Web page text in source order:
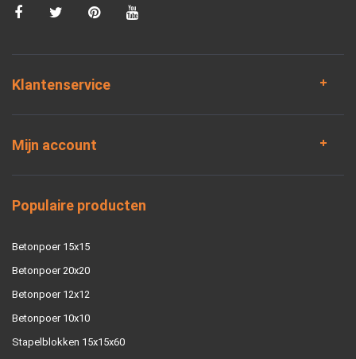
Klantenservice
Mijn account
Populaire producten
Betonpoer 15x15
Betonpoer 20x20
Betonpoer 12x12
Betonpoer 10x10
Stapelblokken 15x15x60